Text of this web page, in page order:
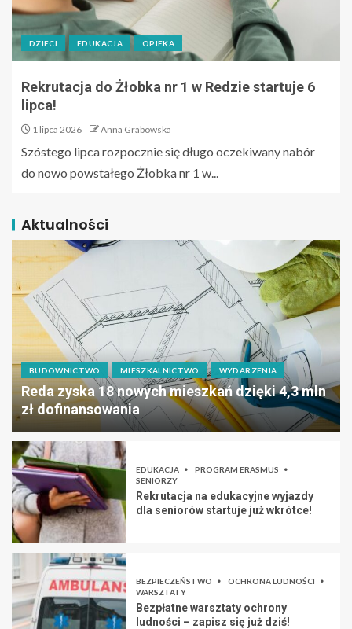
DZIECI EDUKACJA OPIEKA
Rekrutacja do Żłobka nr 1 w Redzie startuje 6
lipca!
1 lipca 2026 Anna Grabowska
Szóstego lipca rozpocznie się długo oczekiwany nabór
do nowo powstałego Żłobka nr 1 w...
Aktualności
BUDOWNICTWO MIESZKALNICTWO WYDARZENIA
Reda zyska 18 nowych mieszkań dzięki 4,3 mln
zł dofinansowania
EDUKACJA
PROGRAM ERASMUS
SENIORZY
Rekrutacja na edukacyjne wyjazdy
dla seniorów startuje już wkrótce!
BEZPIECZEŃSTWO
OCHRONA LUDNOŚCI
WARSZTATY
Bezpłatne warsztaty ochrony
ludności – zapisz się już dziś!